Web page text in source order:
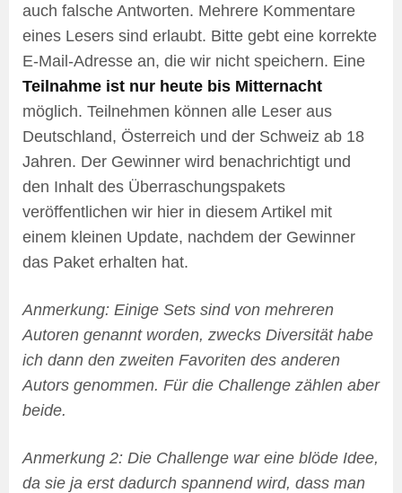
auch falsche Antworten. Mehrere Kommentare
eines Lesers sind erlaubt. Bitte gebt eine korrekte
E-Mail-Adresse an, die wir nicht speichern. Eine
Teilnahme ist nur heute bis Mitternacht
möglich. Teilnehmen können alle Leser aus
Deutschland, Österreich und der Schweiz ab 18
Jahren. Der Gewinner wird benachrichtigt und
den Inhalt des Überraschungspakets
veröffentlichen wir hier in diesem Artikel mit
einem kleinen Update, nachdem der Gewinner
das Paket erhalten hat.
Anmerkung: Einige Sets sind von mehreren
Autoren genannt worden, zwecks Diversität habe
ich dann den zweiten Favoriten des anderen
Autors genommen. Für die Challenge zählen aber
beide.
Anmerkung 2: Die Challenge war eine blöde Idee,
da sie ja erst dadurch spannend wird, dass man